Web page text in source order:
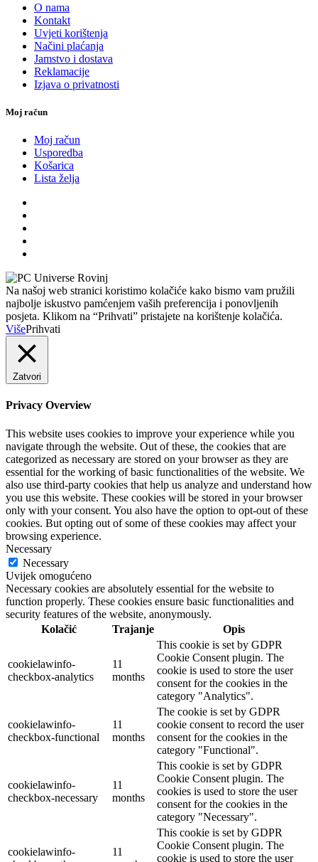
O nama
Kontakt
Uvjeti korištenja
Načini plaćanja
Jamstvo i dostava
Reklamacije
Izjava o privatnosti
Moj račun
Moj račun
Usporedba
Košarica
Lista želja
Na našoj web stranici koristimo kolačiće kako bismo vam pružili
najbolje iskustvo pamćenjem vaših preferencija i ponovljenih
posjeta. Klikom na “Prihvati” pristajete na korištenje kolačića.
VišePrihvati
Zatvori
Privacy Overview
This website uses cookies to improve your experience while you
navigate through the website. Out of these, the cookies that are
categorized as necessary are stored on your browser as they are
essential for the working of basic functionalities of the website. We
also use third-party cookies that help us analyze and understand how
you use this website. These cookies will be stored in your browser
only with your consent. You also have the option to opt-out of these
cookies. But opting out of some of these cookies may affect your
browsing experience.
Necessary
Necessary
Uvijek omogućeno
Necessary cookies are absolutely essential for the website to
function properly. These cookies ensure basic functionalities and
security features of the website, anonymously.
Kolačić
Trajanje Opis
cookielawinfo-
checkbox-analytics
11
months
This cookie is set by GDPR
Cookie Consent plugin. The
cookie is used to store the user
consent for the cookies in the
category "Analytics".
cookielawinfo-
checkbox-functional
11
months
The cookie is set by GDPR
cookie consent to record the user
consent for the cookies in the
category "Functional".
cookielawinfo-
checkbox-necessary
11
months
This cookie is set by GDPR
Cookie Consent plugin. The
cookies is used to store the user
consent for the cookies in the
category "Necessary".
cookielawinfo-
11
This cookie is set by GDPR
Cookie Consent plugin. The
cookie is used to store the user